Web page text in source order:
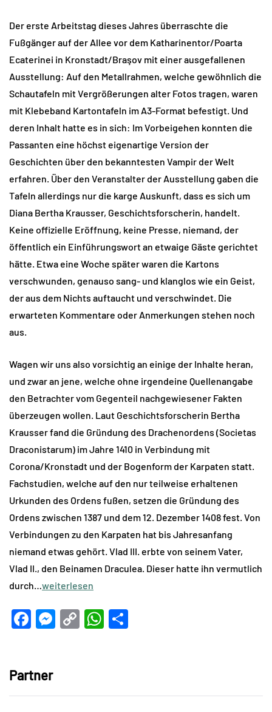
Der erste Arbeitstag dieses Jahres überraschte die
Fußgänger auf der Allee vor dem Katharinentor/Poarta
Ecaterinei in Kronstadt/Braşov mit einer ausgefallenen
Ausstellung: Auf den Metallrahmen, welche gewöhnlich die
Schautafeln mit Vergrößerungen alter Fotos tragen, waren
mit Klebeband Kartontafeln im A3-Format befestigt. Und
deren Inhalt hatte es in sich: Im Vorbeigehen konnten die
Passanten eine höchst eigenartige Version der
Geschichten über den bekanntesten Vampir der Welt
erfahren. Über den Veranstalter der Ausstellung gaben die
Tafeln allerdings nur die karge Auskunft, dass es sich um
Diana Bertha Krausser, Geschichtsforscherin, handelt.
Keine offizielle Eröffnung, keine Presse, niemand, der
öffentlich ein Einführungswort an etwaige Gäste gerichtet
hätte. Etwa eine Woche später waren die Kartons
verschwunden, genauso sang- und klanglos wie ein Geist,
der aus dem Nichts auftaucht und verschwindet. Die
erwarteten Kommentare oder Anmerkungen stehen noch
aus.
Wagen wir uns also vorsichtig an einige der Inhalte heran,
und zwar an jene, welche ohne irgendeine Quellenangabe
den Betrachter vom Gegenteil nachgewiesener Fakten
überzeugen wollen. Laut Geschichtsforscherin Bertha
Krausser fand die Gründung des Drachenordens (Societas
Draconistarum) im Jahre 1410 in Verbindung mit
Corona/Kronstadt und der Bogenform der Karpaten statt.
Fachstudien, welche auf den nur teilweise erhaltenen
Urkunden des Ordens fußen, setzen die Gründung des
Ordens zwischen 1387 und dem 12. Dezember 1408 fest. Von
Verbindungen zu den Karpaten hat bis Jahresanfang
niemand etwas gehört. Vlad III. erbte von seinem Vater,
Vlad II., den Beinamen Draculea. Dieser hatte ihn vermutlich
durch… weiterlesen
Facebook
Messenger
CopyWhatsApp
Partner